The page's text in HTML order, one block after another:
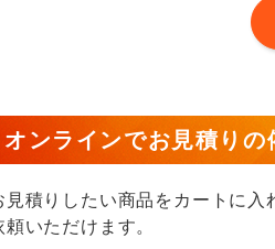
オンラインでお見積りの
見積りしたい商品をカートに
頼いただけます。